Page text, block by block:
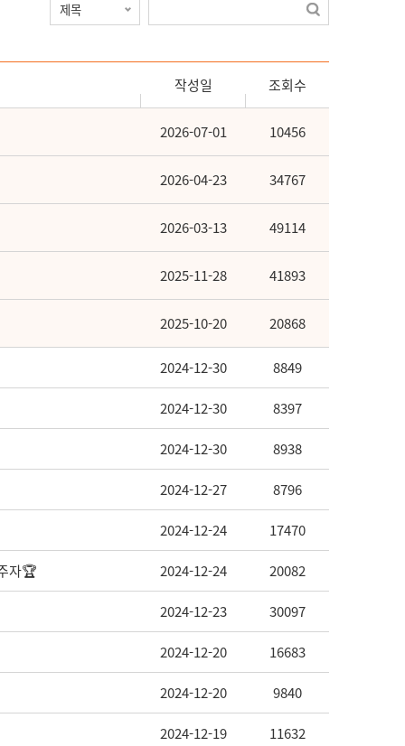
작성일 조회수
2026-07-01 10456
2026-04-23 34767
2026-03-13 49114
2025-11-28 41893
2025-10-20 20868
2024-12-30 8849
2024-12-30 8397
2024-12-30 8938
2024-12-27 8796
2024-12-24 17470
자🏆 2024-12-24 20082
2024-12-23 30097
2024-12-20 16683
2024-12-20 9840
2024-12-19 11632